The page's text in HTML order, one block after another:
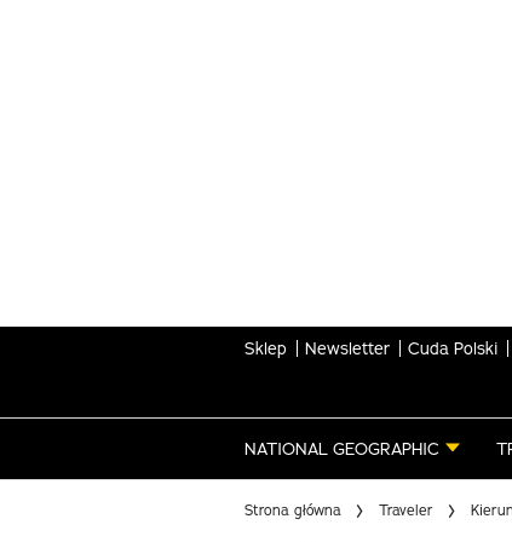
Sklep Newsletter Cuda Polski
NATIONAL GEOGRAPHIC
Strona główna Traveler